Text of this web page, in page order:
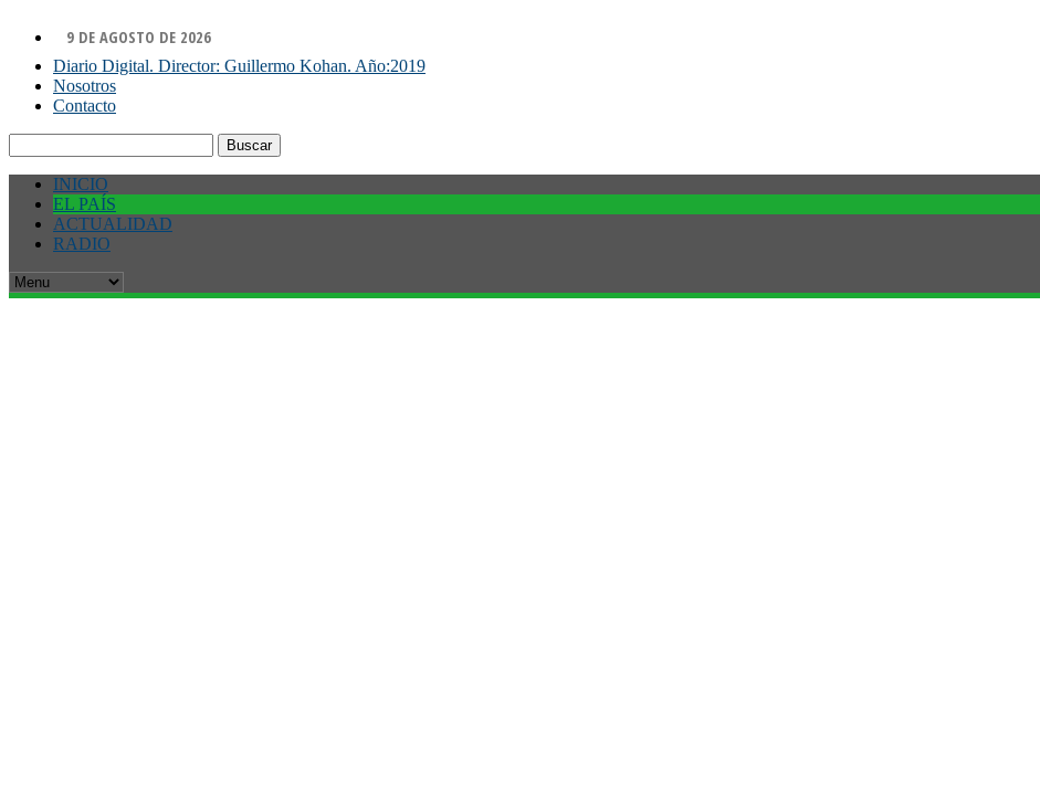
9 DE AGOSTO DE 2026
Diario Digital. Director: Guillermo Kohan. Año:2019
Nosotros
Contacto
INICIO
EL PAÍS
ACTUALIDAD
RADIO